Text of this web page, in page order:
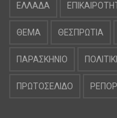
ΕΛΛΑΔΑ
ΘΕΜΑ ΘΕΣΠΡΩΤΙΑ
ΠΑΡΑΣΚΗΝΙΟ
ΠΡΩΤΟΣΕΛΙΔΟ